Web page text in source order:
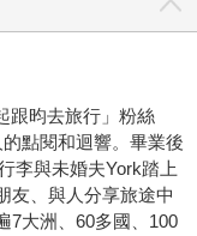
跟昀去旅行」粉絲
點閱和迴響。畢業後
李與未婚夫York踏上
友、與人分享旅途中
7大洲、60多國、100